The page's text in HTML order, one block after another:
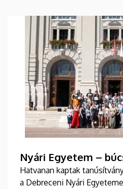
Nyári Egyetem –
Hatvanan kaptak
a Debreceni Nyári